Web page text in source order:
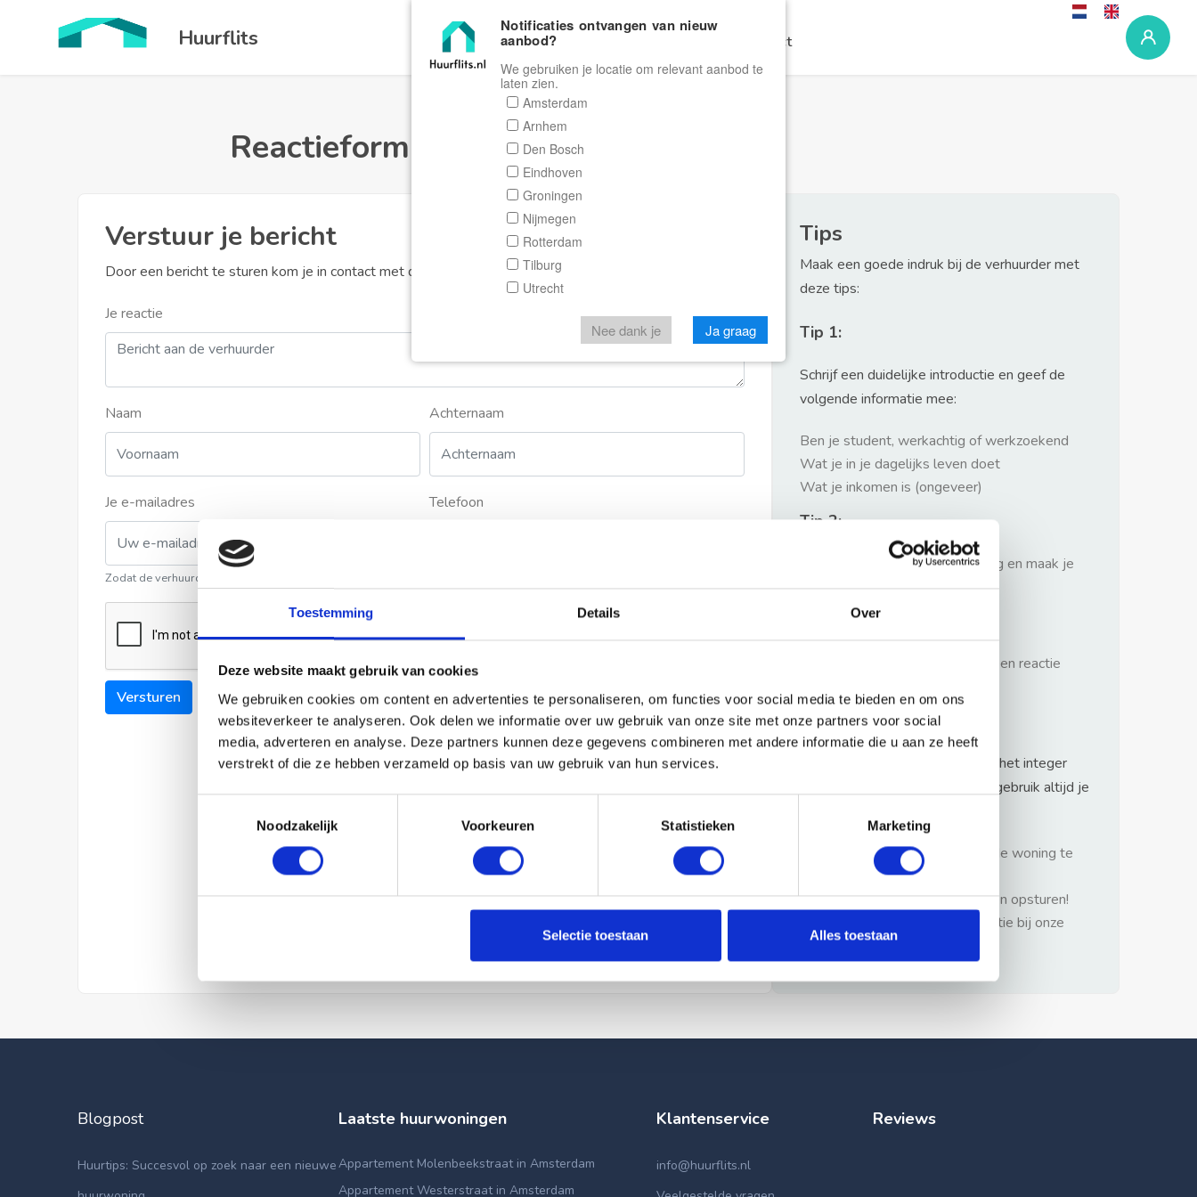
Toestemming Details Over
Deze website maakt gebruik van cookies
We gebruiken cookies om content en advertenties te personaliseren, om functies voor social media te bieden en om ons
websiteverkeer te analyseren. Ook delen we informatie over uw gebruik van onze site met onze partners voor social
media, adverteren en analyse. Deze partners kunnen deze gegevens combineren met andere informatie die u aan ze heeft
verstrekt of die ze hebben verzameld op basis van uw gebruik van hun services.
Noodzakelijk
Voorkeuren Statistieken Marketing
Selectie toestaan Alles toestaan
Huurflits Home Zoeken Contact
Reactieformulier Huurflits
Verstuur je bericht
Door een bericht te sturen kom je in contact met de aanbieder of makelaar van de woning.
Je reactie
Naam Achternaam
Je e-mailadres
Zodat de verhuurder contact met u kan opnemen
Telefoon
Versturen
Tips
Maak een goede indruk bij de verhuurder met
deze tips:
Tip 1:
Schrijf een duidelijke introductie en geef de
volgende informatie mee:
Ben je student, werkachtig of werkzoekend
Wat je in je dagelijks leven doet
Wat je inkomen is (ongeveer)
Tip 2:
Wees beleefd, niet te langdradig en maak je
verhaal kort
Wacht niet met reageren. Snel een reactie
Waarschuwing
Huurflits hecht veel waarde aan het integer
handelen van verhuurders maar gebruik altijd je
1: Nooit vooraf betalen zonder de woning te
hebben gezien.
2: Geen persoonlijke documenten opsturen!
3: Meld bij misbruik de advertentie bij onze
klantenservice.
Blogpost
Huurtips: Succesvol op zoek naar een nieuwe
Laatste huurwoningen
Appartement Molenbeekstraat in Amsterdam
Appartement Westerstraat in Amsterdam
Klantenservice
info@huurflits.nl
Reviews
Notificaties ontvangen van nieuw
aanbod?
We gebruiken je locatie om relevant aanbod te
laten zien.
Amsterdam
Arnhem
Den Bosch
Eindhoven
Groningen
Nijmegen
Rotterdam
Tilburg
Utrecht
Nee dank je Ja graag